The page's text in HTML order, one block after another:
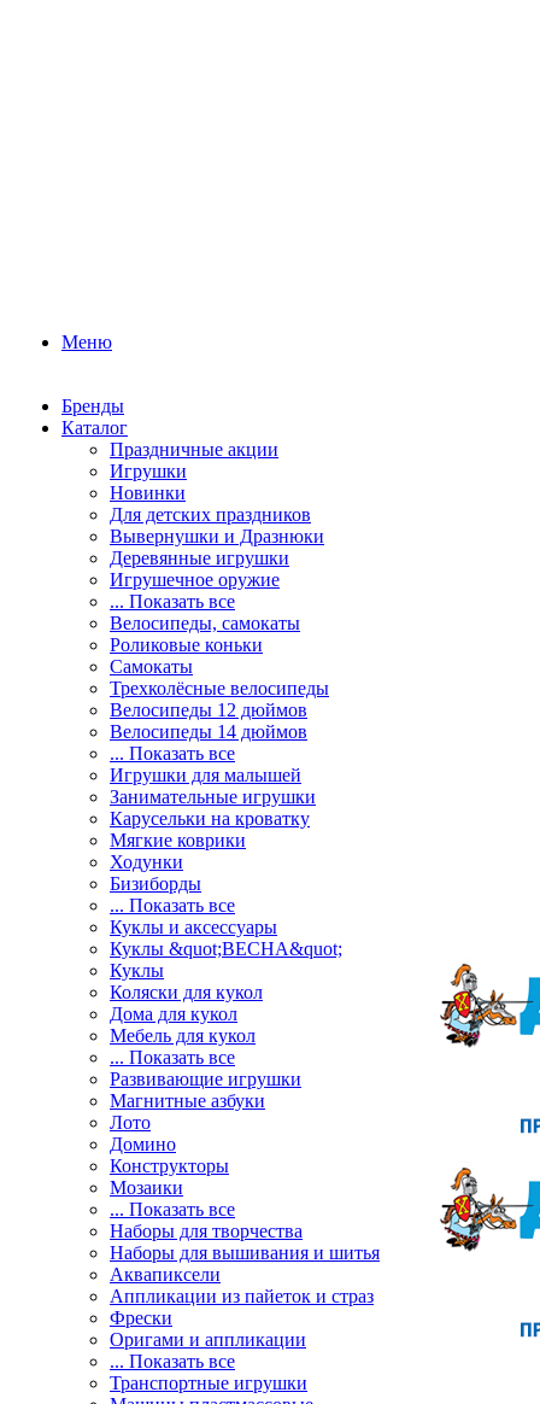
Меню
Бренды
Каталог
Праздничные акции
Игрушки
Новинки
Для детских праздников
Вывернушки и Дразнюки
Деревянные игрушки
Игрушечное оружие
... Показать все
Велосипеды, самокаты
Роликовые коньки
Самокаты
Трехколёсные велосипеды
Велосипеды 12 дюймов
Велосипеды 14 дюймов
... Показать все
Игрушки для малышей
Занимательные игрушки
Карусельки на кроватку
Мягкие коврики
Ходунки
Бизиборды
... Показать все
Куклы и аксессуары
Куклы &quot;ВЕСНА&quot;
Куклы
Коляски для кукол
Дома для кукол
Мебель для кукол
... Показать все
Развивающие игрушки
Магнитные азбуки
Лото
Домино
Конструкторы
Мозаики
... Показать все
Наборы для творчества
Наборы для вышивания и шитья
Аквапиксели
Аппликации из пайеток и страз
Фрески
Оригами и аппликации
... Показать все
Транспортные игрушки